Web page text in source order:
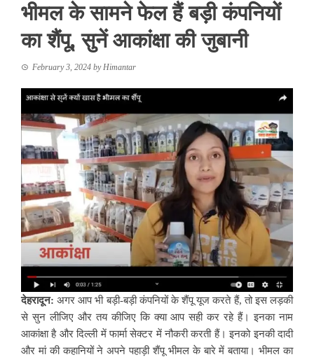
भीमल के सामने फेल हैं बड़ी कंपनियों
का शैंपू, सुनें आकांक्षा की जुबानी
February 3, 2024 byHimantar
देहरादून: अगर आप भी बड़ी-बड़ी कंपनियों के शैंपू यूज करते हैं, तो इस लड़की
से सुन लीजिए और तय कीजिए कि क्या आप सही कर रहे हैं। इनका नाम
आकांक्षा है और दिल्ली में फार्मा सेक्टर में नौकरी करती हैं। इनको इनकी दादी
और मां की कहानियों ने अपने पहाड़ी शैंपू भीमल के बारे में बताया। भीमल का